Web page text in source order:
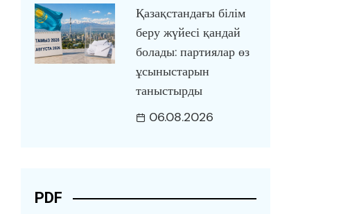
Қазақстандағы білім
беру жүйесі қандай
болады: партиялар өз
ұсыныстарын
таныстырды
06.08.2026
PDF